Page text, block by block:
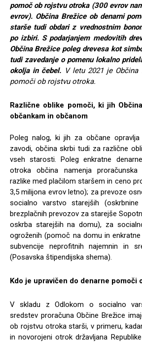
pomoč ob rojstvu otroka (300 evrov
evrov). Občina Brežice ob denarni
starše tudi obdari z vrednostnim
po izbiri. S podarjanjem medovitih
Občina Brežice poleg drevesa kot
tudi zavedanje o pomenu lokalno
okolja in čebel. V letu 2021 je Občina
pomoči ob rojstvu otroka.
Različne oblike pomoči, ki jih
občankam in občanom
Poleg nalog, ki jih za občane
zavodi, občina skrbi tudi za različne
vseh starosti. Poleg enkratne
otroka občina namenja
razlike med plačilom staršem in ceno
3,5 milijona evrov letno); za prevoze
socialno varstvo starejših
brezplačnih prevozov za starejše
oskrba starejših na domu), za
ogroženih (pomoč na domu in
subvencije neprofitnih najemnin in
(Posavska štipendijska shema).
Kdo je upravičen do denarne pomoči
V skladu z Odlokom o socialno
sredstev proračuna Občine Brežice
ob rojstvu otroka starši, v primeru,
in novorojeni otrok državljana